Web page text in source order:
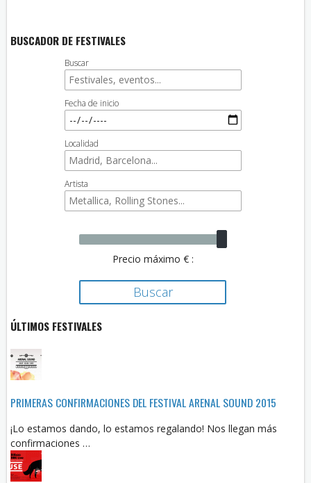
BUSCADOR DE FESTIVALES
Buscar
Fecha de inicio
Localidad
Artista
Precio máximo € :
ÚLTIMOS FESTIVALES
PRIMERAS CONFIRMACIONES DEL FESTIVAL ARENAL SOUND 2015
¡Lo estamos dando, lo estamos regalando! Nos llegan más
confirmaciones …